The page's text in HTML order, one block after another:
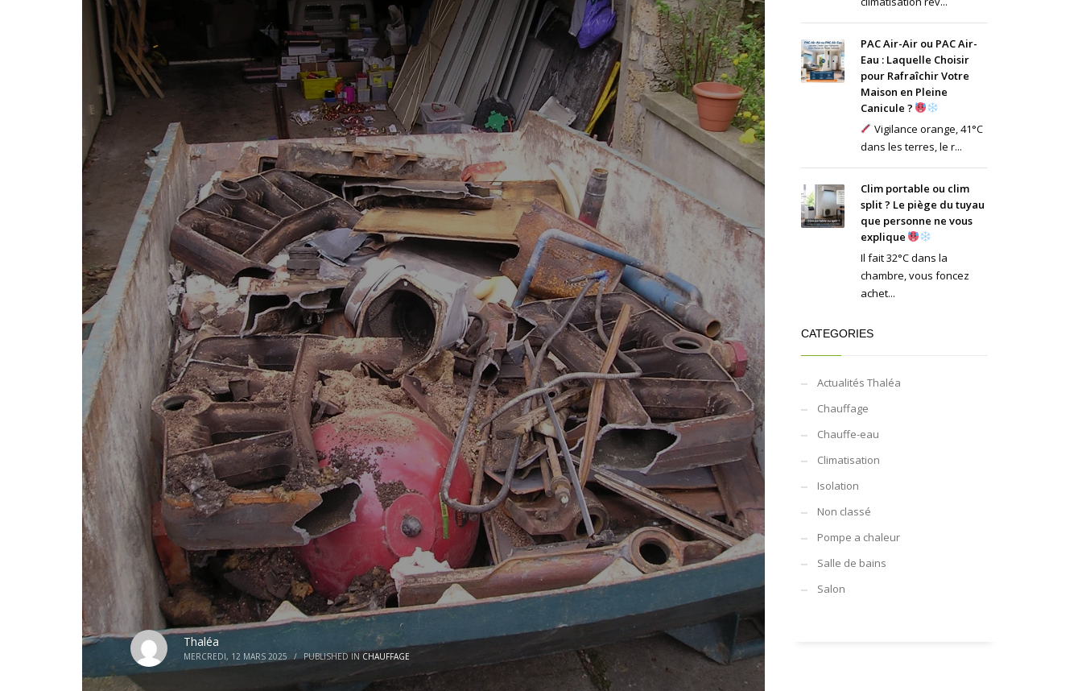
Thaléa
MERCREDI, 12 MARS 2025 / PUBLISHED IN CHAUFFAGE
PAC Air-Air ou PAC Air-
Eau : Laquelle Choisir
pour Rafraîchir Votre
Maison en Pleine
Canicule ?
Vigilance orange, 41°C
dans les terres, le r...
Clim portable ou clim
split ? Le piège du tuyau
que personne ne vous
explique
Il fait 32°C dans la
chambre, vous foncez
achet...
CATEGORIES
Actualités Thaléa
Chauffage
Chauffe-eau
Climatisation
Isolation
Non classé
Pompe a chaleur
Salle de bains
Salon